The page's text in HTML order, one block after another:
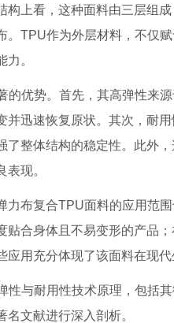
上看，这种面料由三层组
。TPU作为外层材料，不仅
。
的优势。首先，其高弹性来
并迅速恢复原状。其次，耐
整体结构的稳定性。此外
现。
力布复合TPU面料的应用范
合身体且不易变形的产品
用充分体现了该面料在现代
性与耐用性技术原理，包括
文献进行深入剖析。